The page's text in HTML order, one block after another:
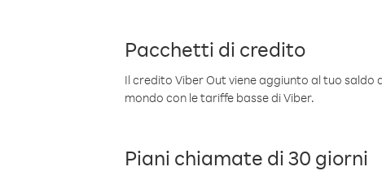
Pacchetti di credito
Il credito Viber Out viene aggiunto al tuo
mondo con le tariffe basse di Viber.
Piani chiamate di 30 giorni